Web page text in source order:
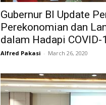
Gubernur BI Update
Perekonomian dan
dalam Hadapi COVID-
Alfred Pakasi - March 26, 2020